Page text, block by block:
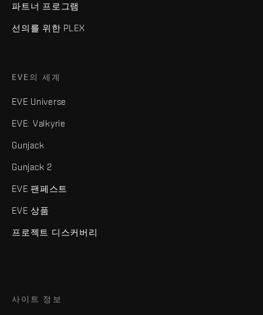
파트너 프로그램
선의를 위한 PLEX
EVE의 세계
EVE Universe
EVE: Valkyrie
Gunjack
Gunjack 2
EVE 팬페스트
EVE 상품
프로젝트 디스커버리
사이트 정보